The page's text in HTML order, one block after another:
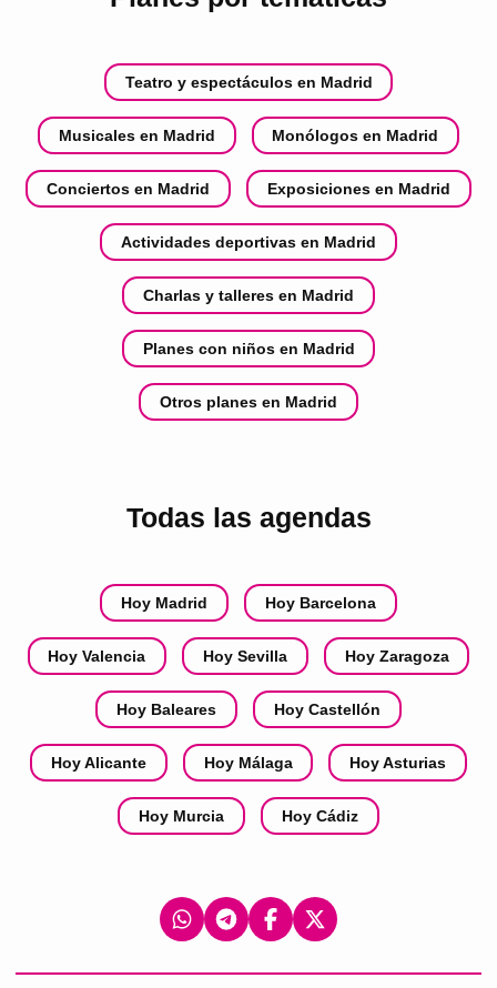
Teatro y espectáculos en Madrid
Musicales en Madrid Monólogos en Madrid
Conciertos en Madrid Exposiciones en Madrid
Actividades deportivas en Madrid
Charlas y talleres en Madrid
Planes con niños en Madrid
Otros planes en Madrid
Todas las agendas
Hoy Madrid Hoy Barcelona
Hoy Valencia Hoy Sevilla Hoy Zaragoza
Hoy Baleares Hoy Castellón
Hoy Alicante Hoy Málaga Hoy Asturias
Hoy Murcia Hoy Cádiz